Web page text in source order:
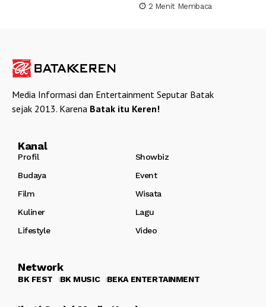
2 Menit Membaca
Media Informasi dan Entertainment Seputar Batak
sejak 2013. Karena Batak itu Keren!
Kanal
Profil
Showbiz
Budaya
Event
Film
Wisata
Kuliner
Lagu
Lifestyle
Video
Network
BK FEST BK MUSIC BEKA ENTERTAINMENT